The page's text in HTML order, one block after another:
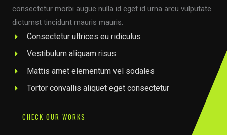
consectetur morbi augue nulla id eget id urna arcu vulputate
dictumst tincidunt mauris mauris.
Consectetur ultrices eu ridiculus
Vestibulum aliquam risus
Mattis amet elementum vel sodales
Tortor convallis aliquet eget consectetur
CHECK OUR WORKS